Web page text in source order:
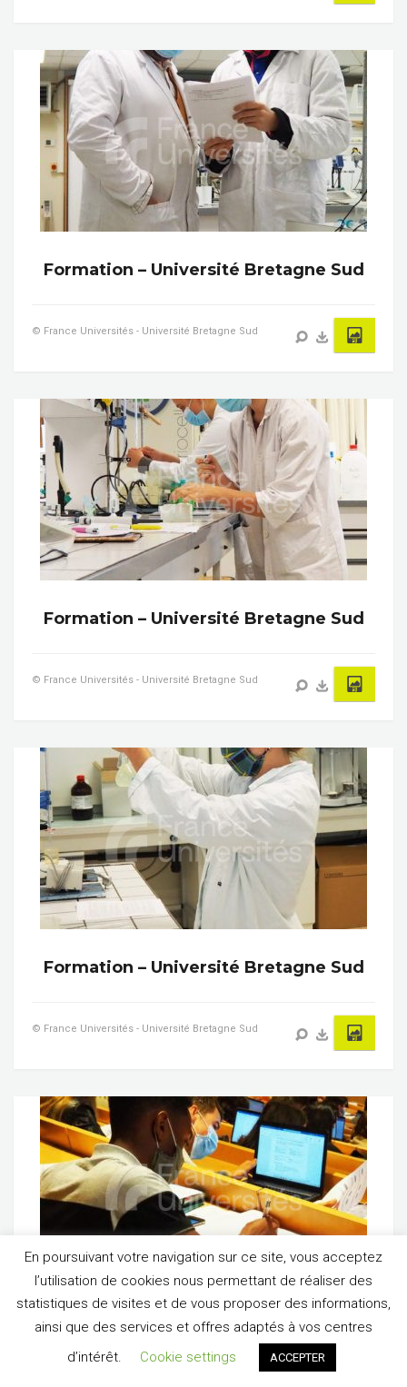
Formation – Université Bretagne Sud
© France Universités - Université Bretagne Sud
Formation – Université Bretagne Sud
© France Universités - Université Bretagne Sud
Formation – Université Bretagne Sud
© France Universités - Université Bretagne Sud
Formation – Université Bretagne Sud
BESOIN D'AIDE ?
En poursuivant votre navigation sur ce site, vous acceptez
l’utilisation de cookies nous permettant de réaliser des
statistiques de visites et de vous proposer des informations,
ainsi que des services et offres adaptés à vos centres
d’intérêt.
Cookie settings ACCEPTER